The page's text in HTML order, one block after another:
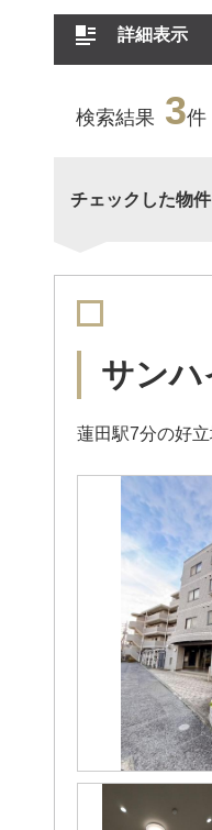
詳細表示
検索結果 3件
チェックした物
サンハ
蓮田駅7分の好